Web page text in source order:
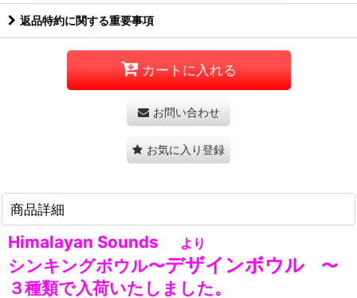
返品特約に関する重要事項
カートに入れる
お問い合わせ
お気に入り登録
商品詳細
Himalayan Sounds より
シンキングボウル〜デザインボウル 〜
３種類で入荷いたしました。